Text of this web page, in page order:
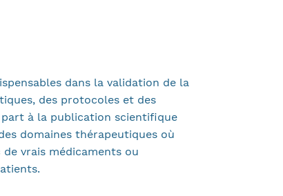
dans la validation de la
des protocoles et des
part à la publication scientifique
domaines thérapeutiques où
vrais médicaments ou